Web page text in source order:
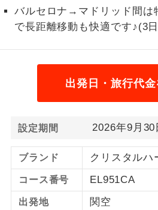
バルセロナ→マドリッド間は
で長距離移動も快適です♪(3
出発日・旅行代金
設定期間 2026年9月30
ブランド クリスタルハ
コース番号 EL951CA
出発地 関空
女性限定
女性限定でご
す。
航空会社指定
ホテル指定
ご紹介するホ
す。